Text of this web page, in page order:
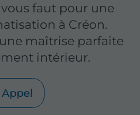
faut pour une
à Créon.
maîtrise parfaite
intérieur.
Appel